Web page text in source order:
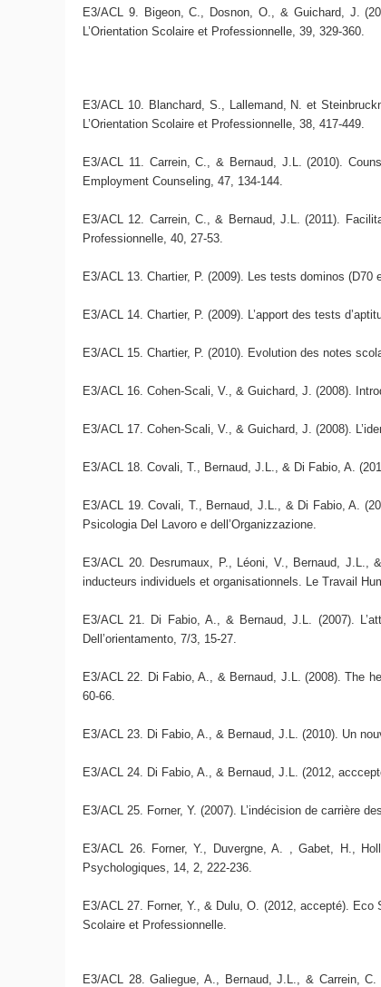
E3/ACL 9. Bigeon, C., Dosnon, O., & Guichard, J.
L’Orientation Scolaire et Professionnelle, 39, 329-360.
E3/ACL 10. Blanchard, S., Lallemand, N. et
L’Orientation Scolaire et Professionnelle, 38, 417-449.
E3/ACL 11. Carrein, C., & Bernaud, J.L. (2010).
Employment Counseling, 47, 134-144.
E3/ACL 12. Carrein, C., & Bernaud, J.L. (2011).
Professionnelle, 40, 27-53.
E3/ACL 13. Chartier, P. (2009). Les tests dominos
E3/ACL 14. Chartier, P. (2009). L’apport des tests
E3/ACL 15. Chartier, P. (2010). Evolution des notes
E3/ACL 16. Cohen-Scali, V., & Guichard, J. (2008).
E3/ACL 17. Cohen-Scali, V., & Guichard, J. (2008).
E3/ACL 18. Covali, T., Bernaud, J.L., & Di Fabio, A.
E3/ACL 19. Covali, T., Bernaud, J.L., & Di Fabio, A.
Psicologia Del Lavoro e dell’Organizzazione.
E3/ACL 20. Desrumaux, P., Léoni, V., Bernaud, J.L.,
inducteurs individuels et organisationnels. Le Travail
E3/ACL 21. Di Fabio, A., & Bernaud, J.L. (2007).
Dell’orientamento, 7/3, 15-27.
E3/ACL 22. Di Fabio, A., & Bernaud, J.L. (2008). The
60-66.
E3/ACL 23. Di Fabio, A., & Bernaud, J.L. (2010). Un
E3/ACL 24. Di Fabio, A., & Bernaud, J.L. (2012,
E3/ACL 25. Forner, Y. (2007). L’indécision de carrière
E3/ACL 26. Forner, Y., Duvergne, A. , Gabet, H.,
Psychologiques, 14, 2, 222-236.
E3/ACL 27. Forner, Y., & Dulu, O. (2012, accepté).
Scolaire et Professionnelle.
E3/ACL 28. Galiegue, A., Bernaud, J.L., & Carrein,